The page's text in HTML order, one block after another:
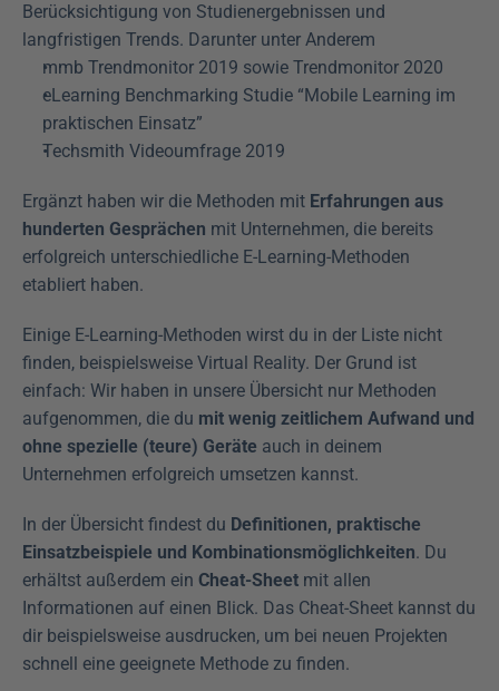
Berücksichtigung von Studienergebnissen und
langfristigen Trends. Darunter unter Anderem
mmb Trendmonitor 2019 sowie Trendmonitor 2020
eLearning Benchmarking Studie “Mobile Learning im
praktischen Einsatz”
Techsmith Videoumfrage 2019
Ergänzt haben wir die Methoden mit Erfahrungen aus
hunderten Gesprächen mit Unternehmen, die bereits
erfolgreich unterschiedliche E-Learning-Methoden
etabliert haben.
Einige E-Learning-Methoden wirst du in der Liste nicht
finden, beispielsweise Virtual Reality. Der Grund ist
einfach: Wir haben in unsere Übersicht nur Methoden
aufgenommen, die du mit wenig zeitlichem Aufwand und
ohne spezielle (teure) Geräte auch in deinem
Unternehmen erfolgreich umsetzen kannst.
In der Übersicht findest du Definitionen, praktische
Einsatzbeispiele und Kombinationsmöglichkeiten. Du
erhältst außerdem ein Cheat-Sheet mit allen
Informationen auf einen Blick. Das Cheat-Sheet kannst du
dir beispielsweise ausdrucken, um bei neuen Projekten
schnell eine geeignete Methode zu finden.